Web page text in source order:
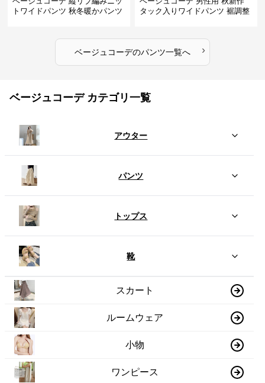
トワイドパンツ 秋冬暖かパンツ
タック入りワイドパンツ 裾調整
ベージュコーデのパンツ一覧へ ›
ベージュコーデ カテゴリ一覧
アウター
パンツ
トップス
靴
スカート
ルームウェア
小物
ワンピース